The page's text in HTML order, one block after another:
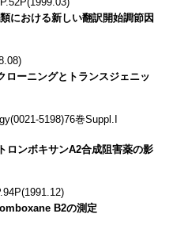
における新しい翻訳開始調節因
ローニングとトランスジェニッ
5198)76巻Suppl.I
ロンボキサンA2合成阻害薬の影
B2の測定